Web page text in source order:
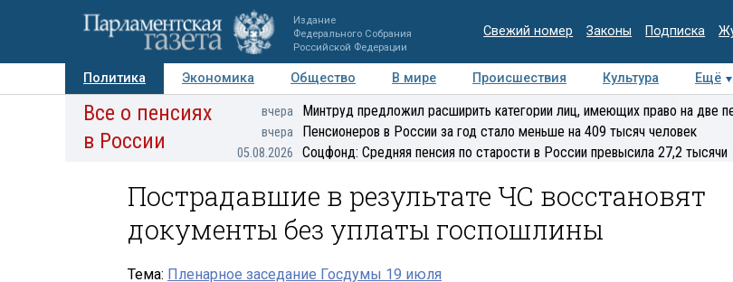
Издание
Федерального Собрания
Российской Федерации
Свежий номер Законы Подписка
Политика Экономика Общество В мире Происшествия Культура Ещё
Авторы Персоны Мнения Регионы Медиацентр Интервью Колумнисты
Все о пенсиях
в России
вчера Минтруд предложил расширить категории лиц, имеющих право на две
вчера Пенсионеров в России за год стало меньше на 409 тысяч человек
05.08.2026 Соцфонд: Средняя пенсия по старости в России превысила 27,2 тысячи
Пострадавшие в результате ЧС восстановят
документы без уплаты госпошлины
Тема: Пленарное заседание Госдумы 19 июля